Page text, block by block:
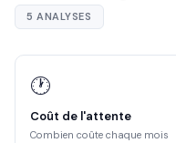
5 ANALYSES
🕐
Coût de l'attente
Combien coûte chaque mois